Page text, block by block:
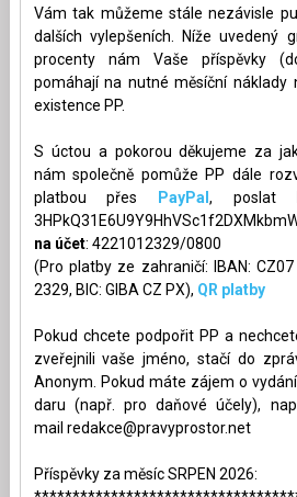
Vám tak můžeme stále nezávisle
dalších vylepšeních. Níže uvedený
procenty nám Vaše příspěvky
pomáhají na nutné měsíční náklady
existence PP.
S úctou a pokorou děkujeme za
nám společně pomůže PP dále
platbou přes
PayPal , poslat
na účet: 4221012329/0800
(Pro platby ze zahraničí: IBAN:
2329, BIC: GIBA CZ PX), QR platby
Pokud chcete podpořit PP a
zveřejnili vaše jméno, stačí do
Anonym. Pokud máte zájem o
daru (např. pro daňové účely),
mail redakce@pravyprostor.net
Příspěvky za měsíc SRPEN 2026: